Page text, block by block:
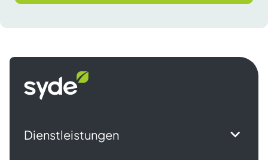
Syde
Startseite
Dienstleistungen